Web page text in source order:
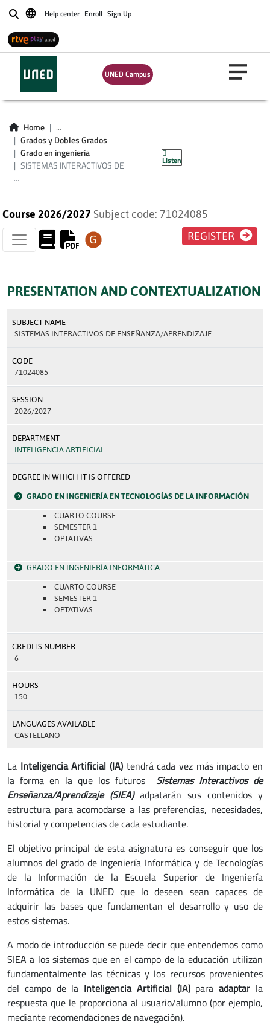
BuscarHelp center Enroll Sign Up
UNED Campus
Home
...
Grados y Dobles Grados
Grado en ingeniería
SISTEMAS INTERACTIVOS DE
...
Listen
INTERACTIVOS
APRENDIZAJE
Course 2026/2027 Subject code: 71024085
REGISTER
PRESENTATION AND CONTEXTUALIZATION
SUBJECT NAME
SISTEMAS INTERACTIVOS DE ENSEÑANZA/APRENDIZAJE
CODE
71024085
SESSION
2026/2027
DEPARTMENT
INTELIGENCIA ARTIFICIAL
DEGREE IN WHICH IT IS OFFERED
GRADO EN INGENIERÍA EN TECNOLOGÍAS DE LA INFORMACIÓN
CUARTO COURSE
SEMESTER 1
OPTATIVAS
GRADO EN INGENIERÍA INFORMÁTICA
CUARTO COURSE
SEMESTER 1
OPTATIVAS
CREDITS NUMBER
6
HOURS
150
LANGUAGES AVAILABLE
CASTELLANO
La Inteligencia Artificial (IA) tendrá cada vez más impacto en
la forma en la que los futuros Sistemas Interactivos de
Enseñanza/Aprendizaje (SIEA)adpatarán sus contenidos y
estructura para acomodarse a las preferencias, necesidades,
historial y competencias de cada estudiante.
El objetivo principal de esta asignatura es conseguir que los
alumnos del grado de Ingeniería Informática y de Tecnologías
de la Información de la Escuela Superior de Ingeniería
Informática de la UNED que lo deseen sean capaces de
adquirir las bases que fundamentan el desarrollo y uso de
estos sistemas.
A modo de introducción se puede decir que entendemos como
SIEA a los sistemas que en el campo de la educación utilizan
fundamentalmente las técnicas y los recursos provenientes
del campo de la Inteligencia Artificial (IA) paraadaptar la
respuesta que le proporciona al usuario/alumno (por ejemplo,
mediante recomendaciones de navegación).